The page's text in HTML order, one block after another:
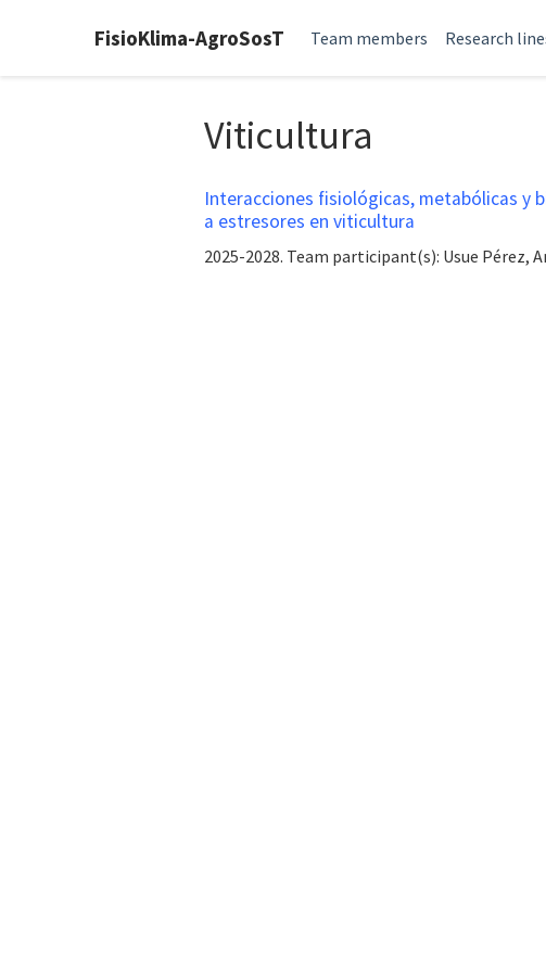
FisioKlima-AgroSosT Team members Research
Viticultura
Interacciones fisiológicas, metabólicas y
a estresores en viticultura
2025-2028. Team participant(s): Usue Pérez,